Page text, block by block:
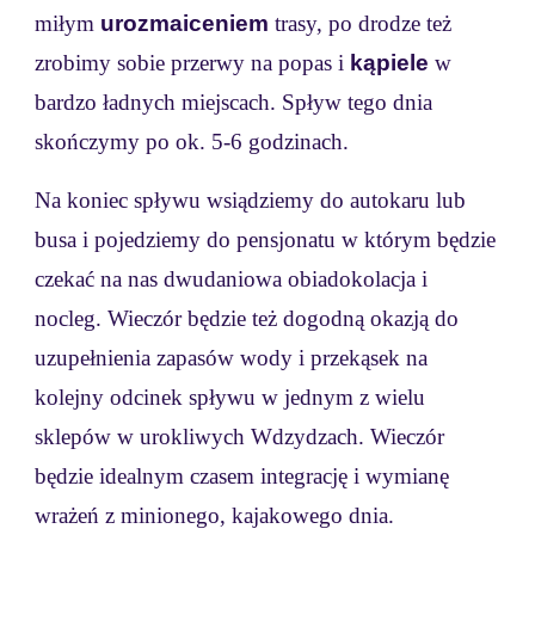
miłym urozmaiceniem trasy, po drodze też
zrobimy sobie przerwy na popas i kąpielew
bardzo ładnych miejscach. Spływ tego dnia
skończymy po ok. 5-6 godzinach.
Na koniec spływu wsiądziemy do autokaru lub
busa i pojedziemy do pensjonatu w którym będzie
czekać na nas dwudaniowa obiadokolacja i
nocleg. Wieczór będzie też dogodną okazją do
uzupełnienia zapasów wody i przekąsek na
kolejny odcinek spływu w jednym z wielu
sklepów w urokliwych Wdzydzach. Wieczór
będzie idealnym czasem integrację i wymianę
wrażeń z minionego, kajakowego dnia.